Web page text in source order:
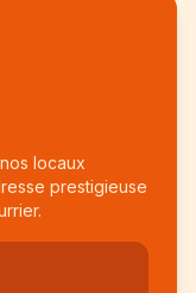
locaux
prestigieuse